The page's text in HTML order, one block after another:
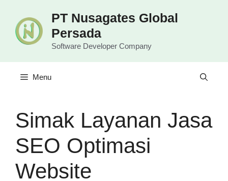
PT Nusagates Global
Persada
Software Developer Company
Menu
Simak Layanan Jasa
SEO Optimasi
Website